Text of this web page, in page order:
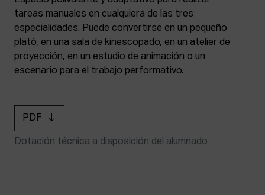
tareas manuales en cualquiera de las tres
especialidades. Puede convertirse en un pequeño
plató, en una sala de kinescopado, en un atelier de
proyección, en un estudio de animación o un
escenario para el trabajo performativo.
PDF
Dotación técnica a disposición del alumnado